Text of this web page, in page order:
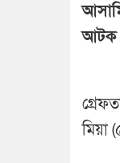
আটক
মিয়া